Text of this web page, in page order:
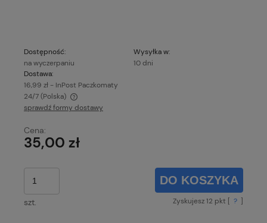
Dostępność:
na wyczerpaniu
Wysyłka w:
10 dni
Dostawa:
16,99 zł - InPost Paczkomaty
24/7(Polska)
Cena nie zawiera ewentualnych kosztów płatności
sprawdź formy dostawy
Cena:
35,00 zł
szt.
DO KOSZYKA
Zyskujesz 12 pkt [ ? ]